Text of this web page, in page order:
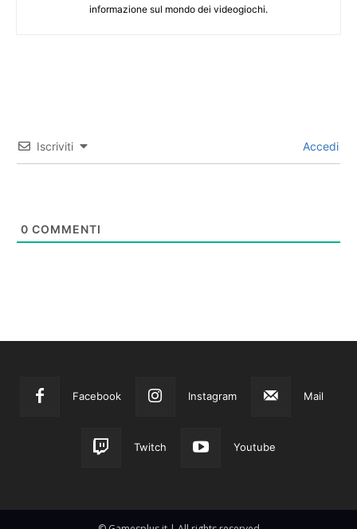
informazione sul mondo dei videogiochi.
Iscriviti Accedi
0 COMMENTI
Facebook Instagram Mail
Twitch Youtube